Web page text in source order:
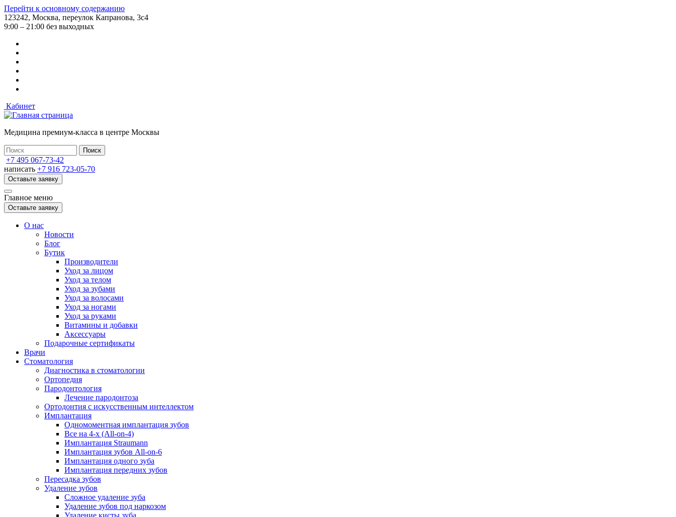
Перейти к основному содержанию
123242, Москва, переулок Капранова, 3с4
9:00 – 21:00 без выходных
Кабинет
Медицина премиум-класса в центре Москвы
+7 495 067-73-42
написать +7 916 723-05-70
Оставьте заявку
Главное меню
Оставьте заявку
О нас
Новости
Блог
Бутик
Производители
Уход за лицом
Уход за телом
Уход за зубами
Уход за волосами
Уход за ногами
Уход за руками
Витамины и добавки
Аксессуары
Подарочные сертификаты
Врачи
Стоматология
Диагностика в стоматологии
Ортопедия
Пародонтология
Лечение пародонтоза
Ортодонтия с искусственным интеллектом
Имплантация
Одномоментная имплантация зубов
Все на 4-х (All-on-4)
Имплантация Straumann
Имплантация зубов All-on-6
Имплантация одного зуба
Имплантация передних зубов
Пересадка зубов
Удаление зубов
Сложное удаление зуба
Удаление зубов под наркозом
Удаление кисты зуба